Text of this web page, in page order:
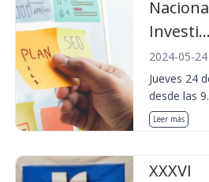
Investi...
2024-05-
Jueves 24
desde las
Leer más
XXXVI